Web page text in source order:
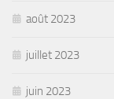
août 2023
juillet 2023
juin 2023